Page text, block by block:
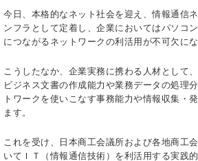
今日、本格的なネット社会を迎え、情報通信
ンフラとして定着し、企業においてはパソコ
につながるネットワークの利活用が不可欠にな
こうしたなか、企業実務に携わる人材として
ビジネス文書の作成能力や業務データの処理
トワークを使いこなす事務能力や情報収集・
ます。
これを受け、日本商工会議所および各地商工
いてＩＴ（情報通信技術）を利活用する実践